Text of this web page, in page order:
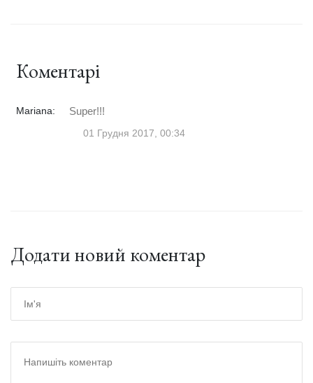
Коментарі
Mariana: Super!!!
01 Грудня 2017, 00:34
Додати новий коментар